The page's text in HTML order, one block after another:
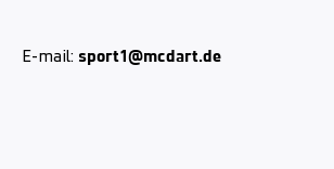
E-mail: sport1@mcdart.de